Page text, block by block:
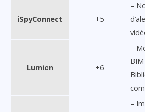
iSpyConnect +5
–
Lumion +6
–
–